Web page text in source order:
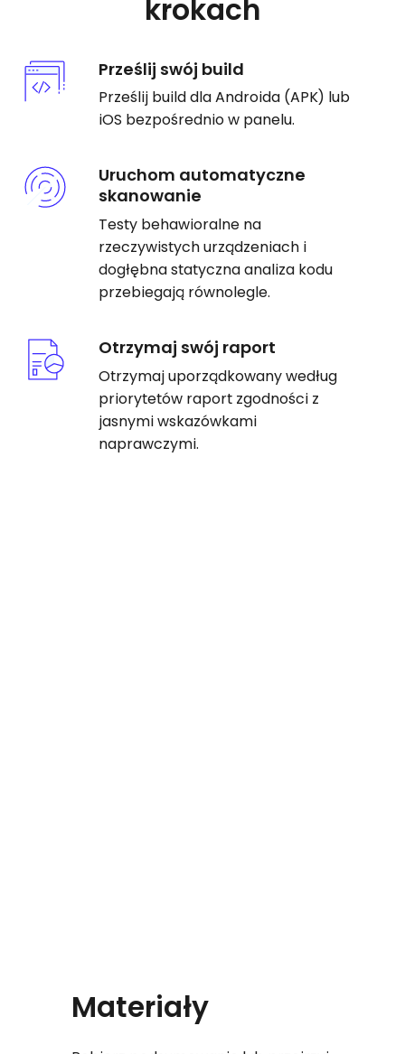
krokach
Prześlij swój build
Prześlij build dla Androida (APK) lub
iOS bezpośrednio w panelu.
Uruchom automatyczne
skanowanie
Testy behawioralne na
rzeczywistych urządzeniach i
dogłębna statyczna analiza kodu
przebiegają równolegle.
Otrzymaj swój raport
Otrzymaj uporządkowany według
priorytetów raport zgodności z
jasnymi wskazówkami
naprawczymi.
Materiały